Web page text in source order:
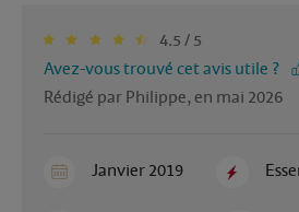
4.5 / 5
Avez-vous trouvé cet avis utile ?
Rédigé par Philippe, en mai 2026
Janvier 2019